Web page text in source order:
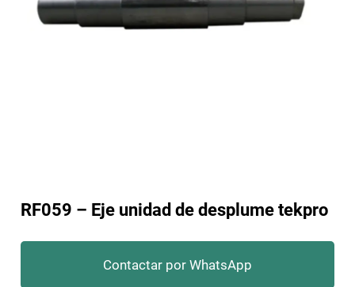
RF059 – Eje unidad de desplume tekpro
Contactar por WhatsApp